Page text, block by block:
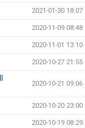
2021-01-30 18:07
2020-11-09 08:48
2020-11-01 13:10
2020-10-27 21:55
2020-10-21 09:06
2020-10-20 23:00
2020-10-19 08:29